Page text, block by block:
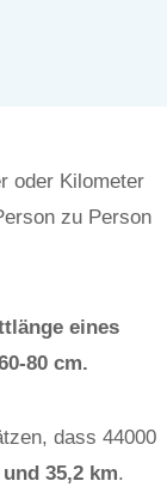
oder Kilometer
zu Person
eines
80 cm.
dass 44000
35,2 km.